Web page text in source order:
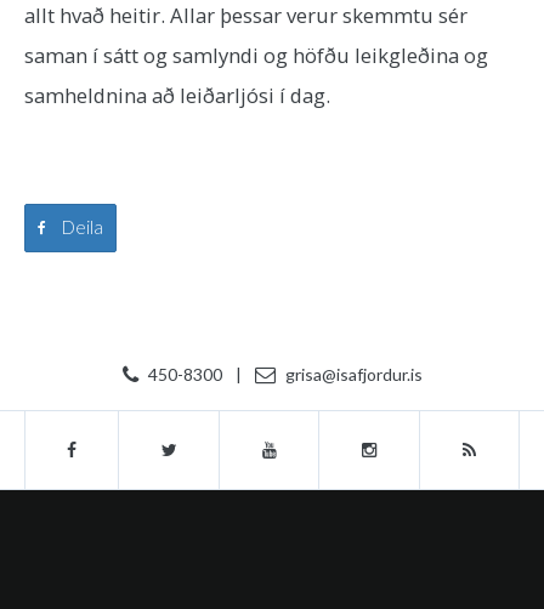
allt hvað heitir. Allar þessar verur skemmtu sér
saman í sátt og samlyndi og höfðu leikgleðina og
samheldnina að leiðarljósi í dag.
Deila
450-8300 | grisa@isafjordur.is